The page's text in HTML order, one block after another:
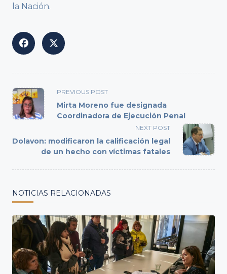
la Nación.
<span
class="nav-
subtitle
reader-
text">Page</span>
PREVIOUS POST
Mirta Moreno fue designada
Coordinadora de Ejecución Penal
NEXT POST
Dolavon: modificaron la calificación legal
de un hecho con víctimas fatales
NOTICIAS RELACIONADAS